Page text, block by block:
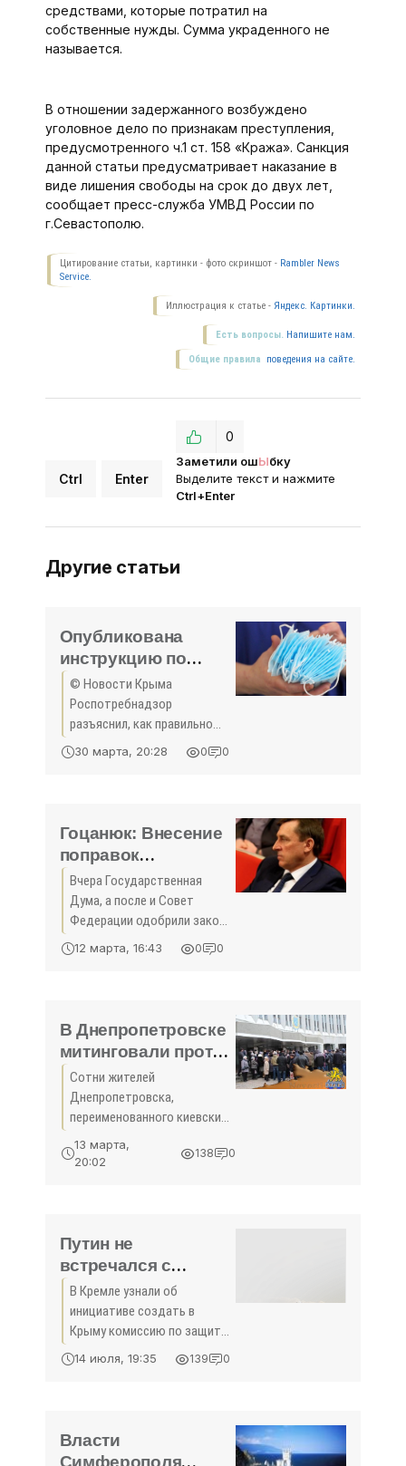
средствами, которые потратил на
собственные нужды. Сумма украденного не
называется.
В отношении задержанного возбуждено
уголовное дело по признакам преступления,
предусмотренного ч.1 ст. 158 «Кража». Санкция
данной статьи предусматривает наказание в
виде лишения свободы на срок до двух лет,
сообщает пресс-служба УМВД России по
г.Севастополю.
Цитирование статьи, картинки - фото скриншот - Rambler News
Service.
Иллюстрация к статье - Яндекс. Картинки.
Есть вопросы. Напишите нам.
Общие правила поведения на сайте.
Ctrl Enter
Заметили ошЫбку
Выделите текст и нажмите
Ctrl+Enter
0
Другие статьи
Опубликована
инструкцию по
пользованию
медицинскими
масками - «Новости
Крыма»
© Новости Крыма
Роспотребнадзор
разъяснил, как правильно
пользоваться
одноразовыми и
утилизировать их.
Соответствующая
инструкция опубликована на
сайте
30 марта, 20:28 0 0
Гоцанюк: Внесение
поправок
Конституцию -
важное событие в
истории страны -
«Новости Крыма»
Вчера Государственная
Дума, а после и Совет
Федерации одобрили закон
«О совершенствовании
регулирования отдельных
публичной власти»,
касающийся поправок в
12 марта, 16:43 0 0
В Днепропетровске
митинговали против
роста тарифов -
«Общество Крыма»
Сотни жителей
Днепропетровска,
переименованного киевским
режимом в Днепр, пришли к
городской мэрии протестуя
сообщает портал
13 марта,
20:02
138 0
Путин не
встречался с
Аксеновым на
прошлой неделе -
«Новости Крыма»
В Кремле узнали об
инициативе создать в
Крыму комиссию по защите
прав чиновников из
сообщений СМИ, в
этом сообщил журналистам
пресс-секретарь главы
14 июля, 19:35 139 0
Власти
Симферополя